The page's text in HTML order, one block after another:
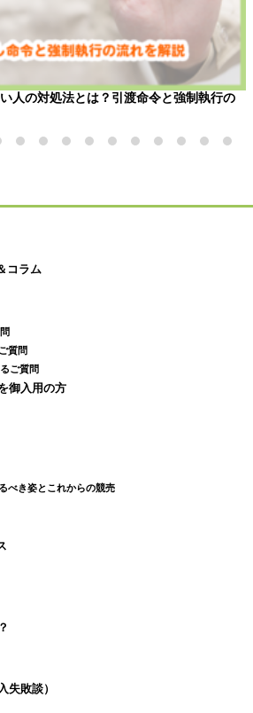
人の対処法とは？引渡命令と強制執行の
コラム
質問
ご質問
御入用の方
べき姿とこれからの競売
失敗談）